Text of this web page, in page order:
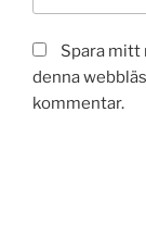
Spara mitt
denna
kommentar.